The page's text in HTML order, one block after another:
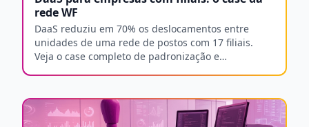
rede WF
DaaS reduziu em 70% os deslocamentos entre
unidades de uma rede de postos com 17 filiais.
Veja o case completo de padronização e